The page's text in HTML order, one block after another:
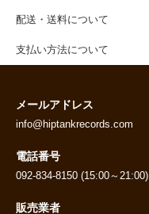
配送・送料について
支払い方法について
メールアドレス
info@hiptankrecords.com
電話番号
092-834-8150 (15:00～21:00)
販売業者